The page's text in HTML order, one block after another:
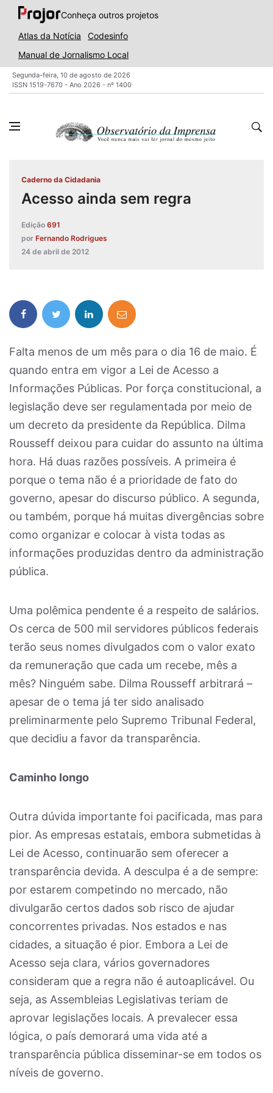
Conheça outros projetos
Atlas da Notícia
Codesinfo
Manual de Jornalismo Local
Segunda-feira, 10 de agosto de 2026
ISSN 1519-7670 - Ano 2026 - nº 1400
Caderno da Cidadania
Acesso ainda sem regra
Edição 691
por Fernando Rodrigues
24 de abril de 2012
Falta menos de um mês para o dia 16 de maio. É
quando entra em vigor a Lei de Acesso a
Informações Públicas. Por força constitucional, a
legislação deve ser regulamentada por meio de
um decreto da presidente da República. Dilma
Rousseff deixou para cuidar do assunto na última
hora. Há duas razões possíveis. A primeira é
porque o tema não é a prioridade de fato do
governo, apesar do discurso público. A segunda,
ou também, porque há muitas divergências sobre
como organizar e colocar à vista todas as
informações produzidas dentro da administração
pública.
Uma polêmica pendente é a respeito de salários.
Os cerca de 500 mil servidores públicos federais
terão seus nomes divulgados com o valor exato
da remuneração que cada um recebe, mês a
mês? Ninguém sabe. Dilma Rousseff arbitrará –
apesar de o tema já ter sido analisado
preliminarmente pelo Supremo Tribunal Federal,
que decidiu a favor da transparência.
Caminho longo
Outra dúvida importante foi pacificada, mas para
pior. As empresas estatais, embora submetidas à
Lei de Acesso, continuarão sem oferecer a
transparência devida. A desculpa é a de sempre:
por estarem competindo no mercado, não
divulgarão certos dados sob risco de ajudar
concorrentes privadas. Nos estados e nas
cidades, a situação é pior. Embora a Lei de
Acesso seja clara, vários governadores
consideram que a regra não é autoaplicável. Ou
seja, as Assembleias Legislativas teriam de
aprovar legislações locais. A prevalecer essa
lógica, o país demorará uma vida até a
transparência pública disseminar-se em todos os
níveis de governo.